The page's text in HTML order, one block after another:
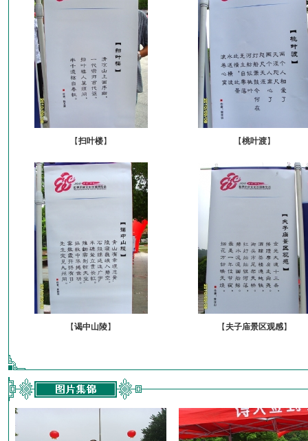
【扫叶楼】 【桃叶渡】
【谒中山陵】 【夫子庙景区观感】